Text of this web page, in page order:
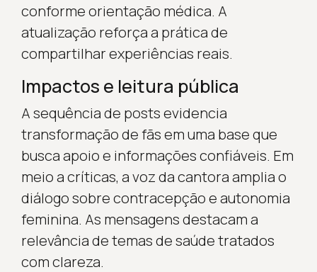
conforme orientação médica. A
atualização reforça a prática de
compartilhar experiências reais.
Impactos e leitura pública
A sequência de posts evidencia
transformação de fãs em uma base que
busca apoio e informações confiáveis. Em
meio a críticas, a voz da cantora amplia o
diálogo sobre contracepção e autonomia
feminina. As mensagens destacam a
relevância de temas de saúde tratados
com clareza.